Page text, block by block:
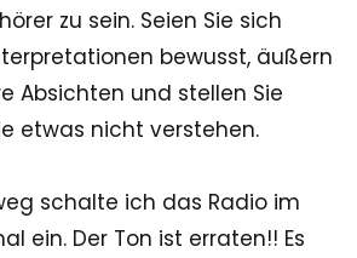
zu sein. Seien Sie sich
bewusst, äußern
Absichten und stellen Sie
etwas nicht verstehen.
schalte ich das Radio im
ein. Der Ton ist erraten!! Es